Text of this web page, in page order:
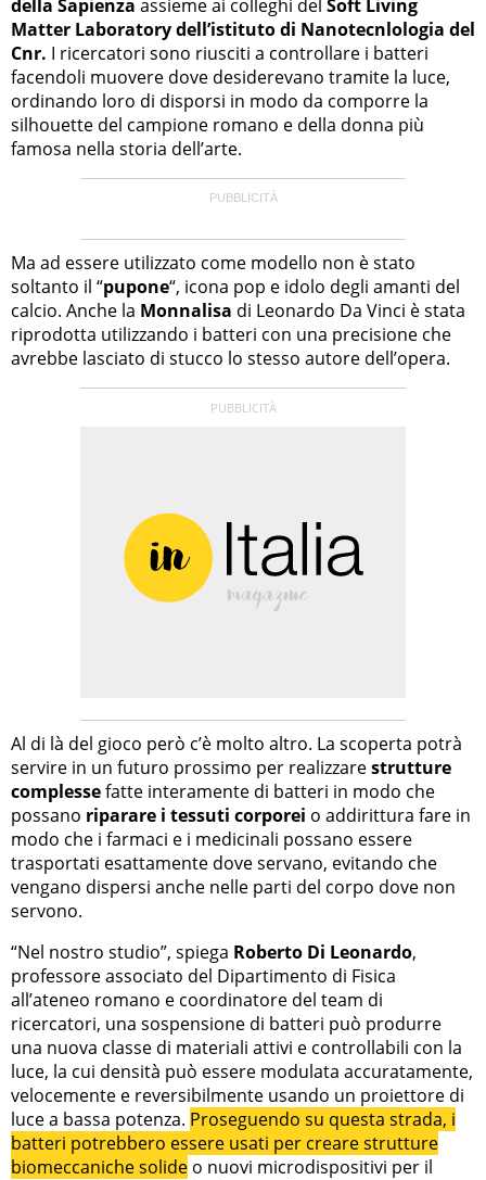
della Sapienza assieme ai colleghi del Soft Living
Matter Laboratory dell’istituto di Nanotecnlologia del
Cnr. I ricercatori sono riusciti a controllare i batteri
facendoli muovere dove desiderevano tramite la luce,
ordinando loro di disporsi in modo da comporre la
silhouette del campione romano e della donna più
famosa nella storia dell’arte.
Ma ad essere utilizzato come modello non è stato
soltanto il “pupone“, icona pop e idolo degli amanti del
calcio. Anche la Monnalisa di Leonardo Da Vinci è stata
riprodotta utilizzando i batteri con una precisione che
avrebbe lasciato di stucco lo stesso autore dell’opera.
Al di là del gioco però c’è molto altro. La scoperta potrà
servire in un futuro prossimo per realizzarestrutture
complessefatte interamente di batteri in modo che
possano riparare i tessuti corporei o addirittura fare in
modo che i farmaci e i medicinali possano essere
trasportati esattamente dove servano, evitando che
vengano dispersi anche nelle parti del corpo dove non
servono.
“Nel nostro studio”, spiega Roberto Di Leonardo,
professore associato del Dipartimento di Fisica
all’ateneo romano e coordinatore del team di
ricercatori, una sospensione di batteri può produrre
una nuova classe di materiali attivi e controllabili con la
luce, la cui densità può essere modulata accuratamente,
velocemente e reversibilmente usando un proiettore di
luce a bassa potenza. Proseguendo su questa strada, i
batteri potrebbero essere usati per creare strutture
biomeccaniche solide o nuovi microdispositivi per il